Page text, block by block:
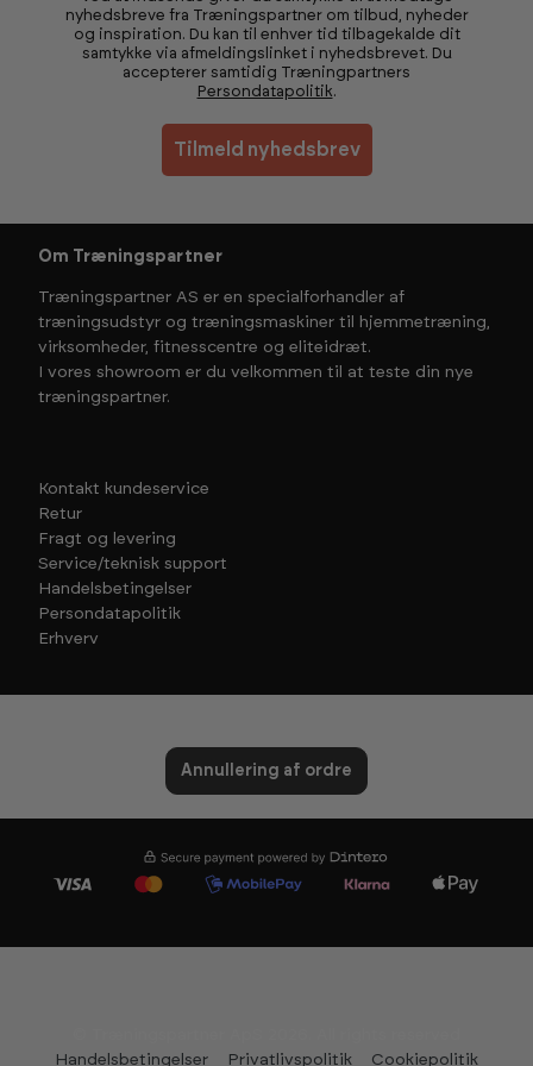
nyhedsbreve fra Træningspartner om tilbud, nyheder
og inspiration. Du kan til enhver tid tilbagekalde dit
samtykke via afmeldingslinket i nyhedsbrevet. Du
accepterer samtidig Træningpartners
Persondatapolitik.
Tilmeld nyhedsbrev
Om Træningspartner
Træningspartner AS er en specialforhandler af
træningsudstyr og træningsmaskiner til hjemmetræning,
virksomheder, fitnesscentre og eliteidræt.
I vores showroom er du velkommen til at teste din nye
træningspartner.
Kontakt kundeservice
Retur
Fragt og levering
Service/teknisk support
Handelsbetingelser
Persondatapolitik
Erhverv
Annullering af ordre
Handelsbetingelser
Privatlivspolitik Cookiepolitik